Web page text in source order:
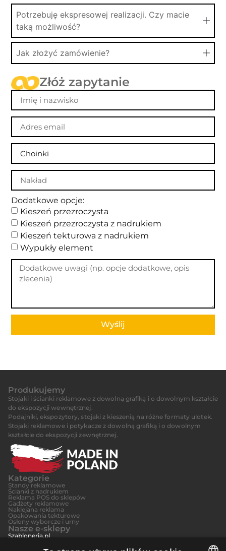
Potrzebuję ekspresowej realizacji. Czy macie
taką możliwość?
Jak złożyć zamówienie?
Złóż zapytanie
Dodatkowe opcje:
Kieszeń przezroczysta
Kieszeń przezroczysta z nadrukiem
Kieszeń tekturowa z nadrukiem
Wypukły element
Wyślij
Produkujemy
Stojaki i ścianki reklamowe z dowolną grafiką i o dowolnym kształcie
do ekspozycji wewnętrznej.
Podajniki, ekspozytory, stojaki z kieszenią na różne formaty ulotek.
Stojaki reklamowe i potykacze z dowolną grafiką i o dowolnym
kształcie do ekspozycji zewnętrznej.
Kategorie
Standy reklamowe
Ścianki z nadrukiem
Reklama POS do sklepów
Gadżety reklamowe
Naklejana reklama
Opakowania tekturowe
Osłony wyborcze i urny
Nasze e-sklepy
Szabloneria.pl
Planowaki.pl